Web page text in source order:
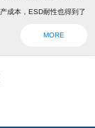
成本，ESD耐性也得到了
撞击功能强大，防尘防
产品在游船、铲运车的遥
换挡等方面要求较高的领
MORE